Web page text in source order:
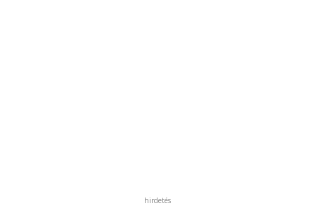
hirdetés